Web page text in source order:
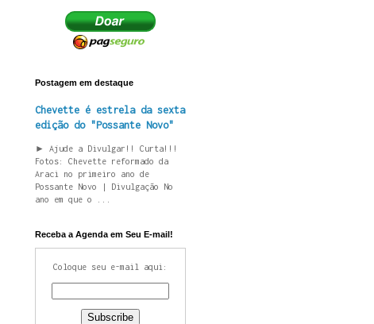
Postagem em destaque
Chevette é estrela da sexta
edição do "Possante Novo"
► Ajude a Divulgar!! Curta!!!
Fotos: Chevette reformado da
Araci no primeiro ano de
Possante Novo | Divulgação No
ano em que o ...
Receba a Agenda em Seu E-mail!
Coloque seu e-mail aqui: